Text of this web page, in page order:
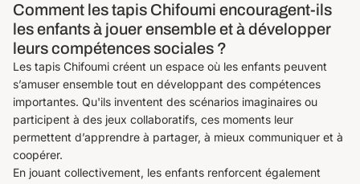
Comment les tapis Chifoumi encouragent-ils
les enfants à jouer ensemble et à développer
leurs compétences sociales ?
Les tapis Chifoumi créent un espace où les enfants peuvent
s’amuser ensemble tout en développant des compétences
importantes. Qu'ils inventent des scénarios imaginaires ou
participent à des jeux collaboratifs, ces moments leur
permettent d’apprendre à partager, à mieux communiquer et à
coopérer.
En jouant collectivement, les enfants renforcent également